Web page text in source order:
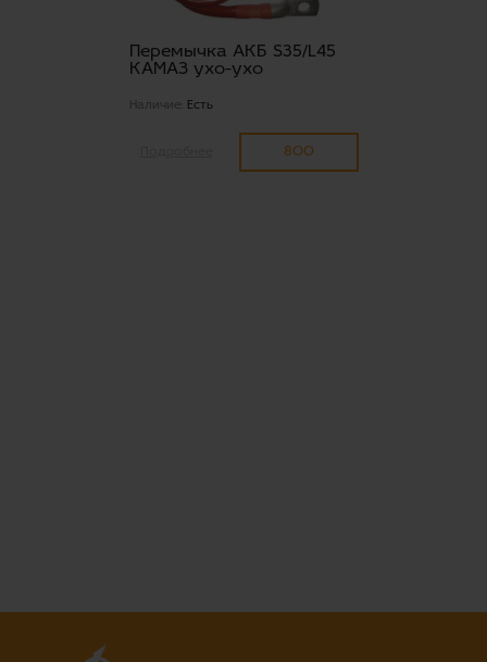
Перемычка АКБ S35/L45
КАМАЗ ухо-ухо
Наличие: Есть
800